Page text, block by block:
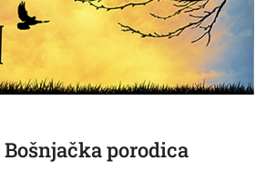
porodica